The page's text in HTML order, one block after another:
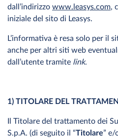
dall’indirizzo www.leasys.com,
iniziale del sito di Leasys.
L’informativa è resa solo per il
anche per altri siti web
dall’utente tramite link.
1) TITOLARE DEL
Il Titolare del trattamento dei
S.p.A. (di seguito il “Titolare” e/